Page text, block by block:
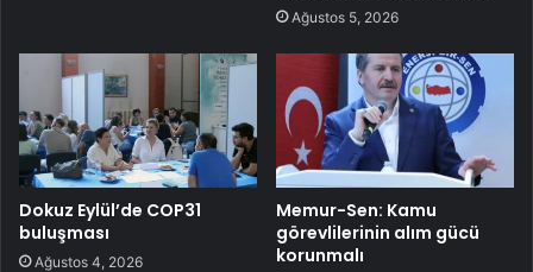
Ağustos 5, 2026
Dokuz Eylül’de COP31
buluşması
Ağustos 4, 2026
Memur-Sen: Kamu
görevlilerinin alım gücü
korunmalı